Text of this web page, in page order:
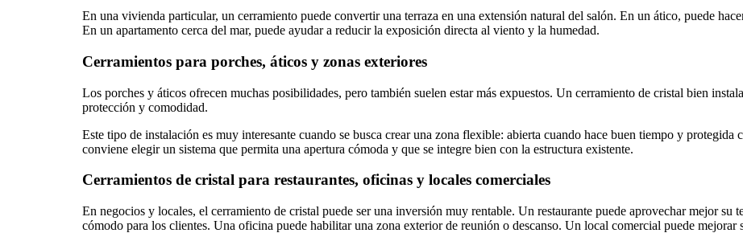
En una vivienda particular, un cerramiento puede convertir una terraza en una extensión natural del salón. En un ático, puede
En un apartamento cerca del mar, puede ayudar a reducir la exposición directa al viento y la humedad.
Cerramientos para porches, áticos y zonas exteriores
Los porches y áticos ofrecen muchas posibilidades, pero también suelen estar más expuestos. Un cerramiento de cristal bien
protección y comodidad.
Este tipo de instalación es muy interesante cuando se busca crear una zona flexible: abierta cuando hace buen tiempo y protegida
conviene elegir un sistema que permita una apertura cómoda y que se integre bien con la estructura existente.
Cerramientos de cristal para restaurantes, oficinas y locales comerciales
En negocios y locales, el cerramiento de cristal puede ser una inversión muy rentable. Un restaurante puede aprovechar mejor su
cómodo para los clientes. Una oficina puede habilitar una zona exterior de reunión o descanso. Un local comercial puede mejorar